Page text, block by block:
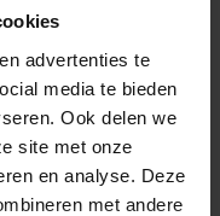
advertenties te
media te bieden
Ook delen we
site met onze
en analyse. Deze
met andere